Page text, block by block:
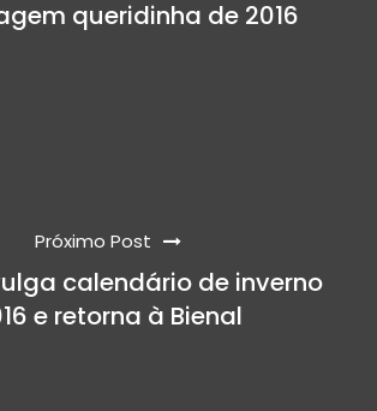
queridinha de 2016
Próximo Post
calendário de inverno
e retorna à Bienal